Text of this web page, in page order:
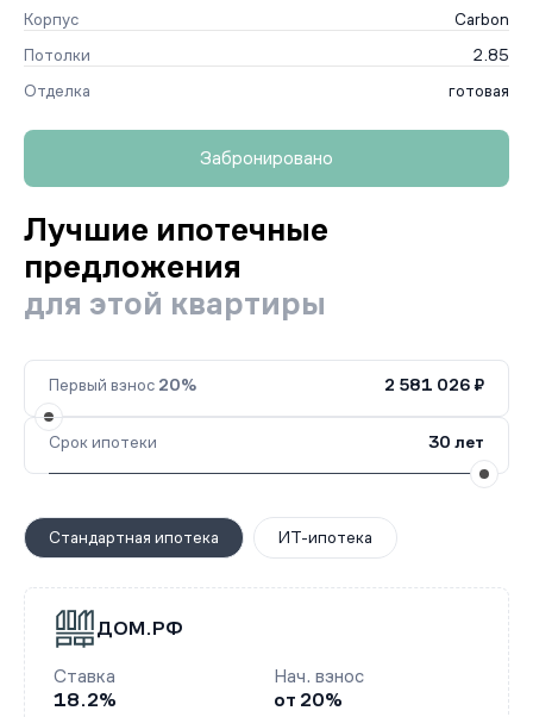
Корпус
Carbon
Потолки
2.85
Отделка
готовая
Забронировано
Лучшие ипотечные
предложения
для этой квартиры
Первый взнос 20% 2 581 026 ₽
Срок ипотеки 30 лет
Стандартная ипотека ИТ-ипотека
ДОМ.РФ
Ставка
18.2%
Нач. взнос
от 20%